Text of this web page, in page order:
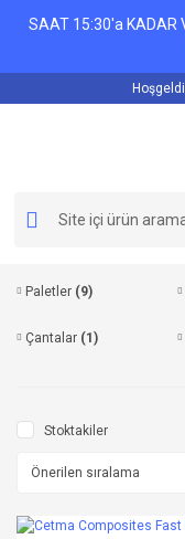
SAAT 15:30'a KADAR
Paletler (9)
Çantalar (1)
Stoktakiler